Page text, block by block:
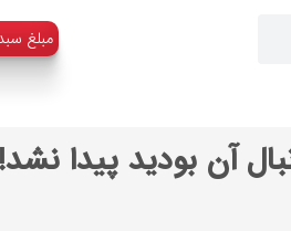
:مبلغ
آن بودید پیدا نشد!